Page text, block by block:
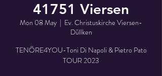
41751 Viersen
Mon 08 May
  |
Ev. Christuskirche Viersen-
Düllken
TENÖRE4YOU-Toni Di Napoli & Pietro Pato
TOUR 2023